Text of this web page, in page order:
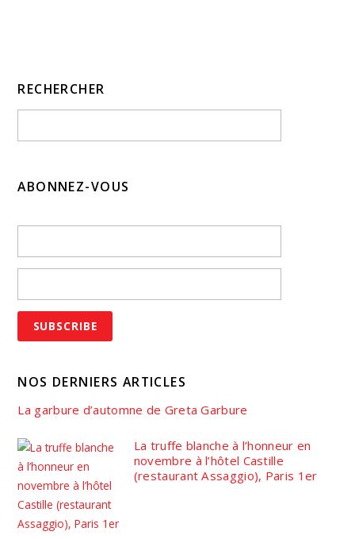
RECHERCHER
ABONNEZ-VOUS
NOS DERNIERS ARTICLES
La garbure d’automne de Greta Garbure
La truffe blanche à l’honneur en
novembre à l’hôtel Castille
(restaurant Assaggio), Paris 1er